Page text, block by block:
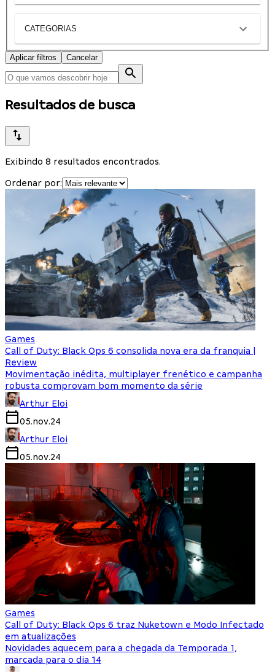
CATEGORIAS
Aplicar filtros Cancelar
Resultados de busca
Exibindo 8 resultados encontrados.
Ordenar por:
Games
Call of Duty: Black Ops 6 consolida nova era da franquia |
Review
Movimentação inédita, multiplayer frenético e campanha
robusta comprovam bom momento da série
Arthur Eloi
05.nov.24
Arthur Eloi
05.nov.24
Games
Call of Duty: Black Ops 6 traz Nuketown e Modo Infectado
em atualizações
Novidades aquecem para a chegada da Temporada 1,
marcada para o dia 14